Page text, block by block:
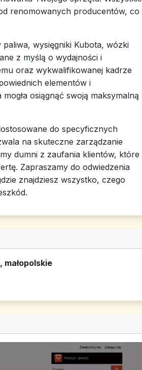
renomowanych producentów, co
wysięgniki Kubota, wózki
z myślą o wydajności i
oraz wykwalifikowanej kadrze
elementów i
osiągnąć swoją maksymalną
do specyficznych
na skuteczne zarządzanie
dumni z zaufania klientów, które
Zapraszamy do odwiedzenia
znajdziesz wszystko, czego